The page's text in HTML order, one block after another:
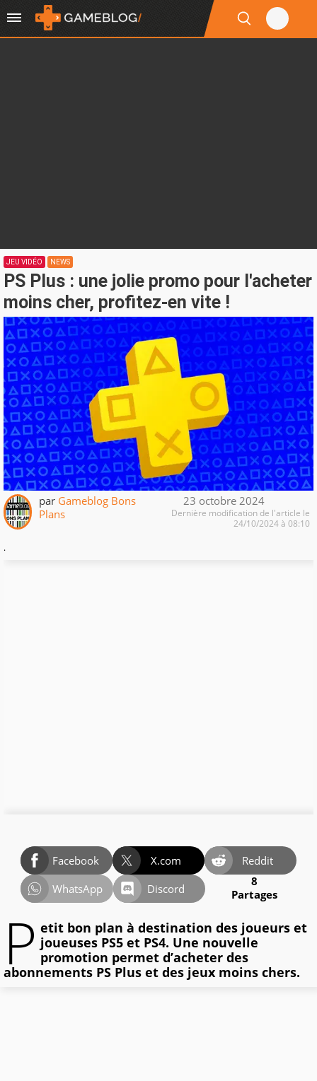
JEU VIDÉO NEWS
PS Plus : une jolie promo pour l'acheter
moins cher, profitez-en vite !
par Gameblog Bons
Plans
23 octobre 2024
Dernière modification de l'article le
24/10/2024 à 08:10
.
Facebook X.com
Reddit
WhatsApp
Discord
8
Partages
P etit bon plan à destination des joueurs et
joueuses PS5 et PS4. Une nouvelle
promotion permet d’acheter des
abonnements PS Plus et des jeux moins chers.